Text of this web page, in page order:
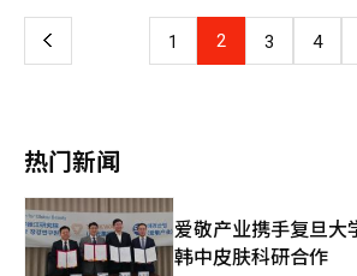
题，而是关乎韩国的未来。现在是老一辈和
了。让年轻人重新相信努力的价值和公平的
前最迫切需要解决的时代课题。
争力不在于寻找答案，而在于定义问题的能
力，以及人类独有的洞察力和创造力。教育
快的国家。尽管合计生育率有所反弹，但仍
本比我们更早经历了低出生率和老龄化，投
应。年轻人推迟结婚和生育的原因不仅仅是
业、住房、教育费用和劳动环境。在一个年
家，期待出生率反弹是困难的。现在需要的
重，但直接雇佣的人数仅占总劳动者的极小部分。 少数高
才和大企业股东享受着巨大的利益，而普通
业工人、地方居民和青年则无法分享这一增
远不足以承担高房价和租金。台北和新北等
无从谈起，结婚、生子和购房成为遥不可及
多台湾青年自认为是“人生的失败者”，这
功并未转化为个人的希望。 在台湾出现的“乞丐超人”这一新词
位的态度趋于谨慎；住房成本持续攀升，年
重；结婚、生育等人生规划，也越来越受到
做的不是贴标签，更不是简单否定，而是认
质上关系着国家未来的发展方向。 当然，倾听并不意味着纵容对
立。当前韩国社会最需要的，不是代际冲突，
年一代不应将前辈视为对立面。今天韩国所
日本总人口为1亿2304万9524人，比五年前
（2.5%），这是历史上最大的人口减少幅度
了人口减少的浪潮。”神奈川县、千叶县和
人数多于迁出人数的“社会增加”，但自然减
整体人口减少。东京都的人口为14246219人
增幅从五年前的532000人大幅减少至199000人。 一个典
是横滨市。根据日本经济新闻（日经）的报
3754840人，比五年前减少了22651人，首
上 1 2 3 4
热门新闻
爱敬产业携手复旦大
韩中皮肤科研合作